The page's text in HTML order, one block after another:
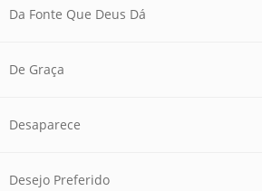
Da Fonte Que Deus Dá
De Graça
Desaparece
Desejo Preferido